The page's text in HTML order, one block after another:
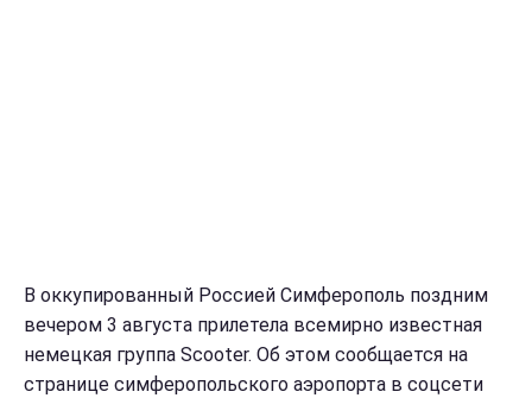
В оккупированный Россией Симферополь поздним
вечером 3 августа прилетела всемирно известная
немецкая группа Scooter. Об этом сообщается на
странице симферопольского аэропорта в соцсети